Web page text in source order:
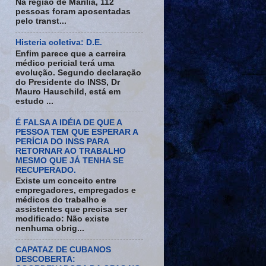
Na região de Marília, 112
pessoas foram aposentadas
pelo transt...
Histeria coletiva: D.E.
Enfim parece que a carreira
médico pericial terá uma
evolução. Segundo declaração
do Presidente do INSS, Dr
Mauro Hauschild, está em
estudo ...
É FALSA A IDÉIA DE QUE A
PESSOA TEM QUE ESPERAR A
PERÍCIA DO INSS PARA
RETORNAR AO TRABALHO
MESMO QUE JÁ TENHA SE
RECUPERADO.
Existe um conceito entre
empregadores, empregados e
médicos do trabalho e
assistentes que precisa ser
modificado: Não existe
nenhuma obrig...
CAPATAZ DE CUBANOS
DESCOBERTA: